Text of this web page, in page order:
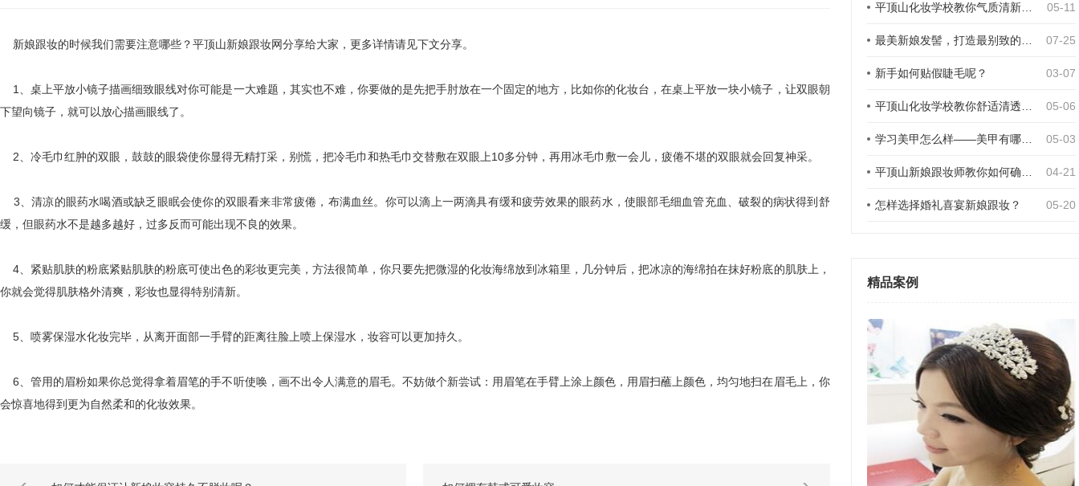
新娘跟妆的时候我们需要注意哪些？平顶山新娘跟妆网分享给大家，更多详情请见下文分享。
1、桌上平放小镜子描画细致眼线对你可能是一大难题，其实也不难，你要做的是先把手肘放在一个固定的地方，比如你的化妆台，在桌上平放一块小镜子，让双眼朝
下望向镜子，就可以放心描画眼线了。
2、冷毛巾红肿的双眼，鼓鼓的眼袋使你显得无精打采，别慌，把冷毛巾和热毛巾交替敷在双眼上10多分钟，再用冰毛巾敷一会儿，疲倦不堪的双眼就会回复神采。
3、清凉的眼药水喝酒或缺乏眼眠会使你的双眼看来非常疲倦，布满血丝。你可以滴上一两滴具有缓和疲劳效果的眼药水，使眼部毛细血管充血、破裂的病状得到舒
缓，但眼药水不是越多越好，过多反而可能出现不良的效果。
4、紧贴肌肤的粉底紧贴肌肤的粉底可使出色的彩妆更完美，方法很简单，你只要先把微湿的化妆海绵放到冰箱里，几分钟后，把冰凉的海绵拍在抹好粉底的肌肤上，
你就会觉得肌肤格外清爽，彩妆也显得特别清新。
5、喷雾保湿水化妆完毕，从离开面部一手臂的距离往脸上喷上保湿水，妆容可以更加持久。
6、管用的眉粉如果你总觉得拿着眉笔的手不听使唤，画不出令人满意的眉毛。不妨做个新尝试：用眉笔在手臂上涂上颜色，用眉扫蘸上颜色，均匀地扫在眉毛上，你
会惊喜地得到更为自然柔和的化妆效果。
05-11
07-25
新手如何贴假睫毛呢？ 03-07
05-06
05-03
04-21
怎样选择婚礼喜宴新娘跟妆？ 05-20
精品案例